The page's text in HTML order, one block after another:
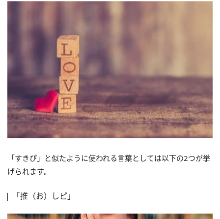
「すきぴ」と似たように使われる言葉としては以下の2つが挙
げられます。
「推（お）しピ」